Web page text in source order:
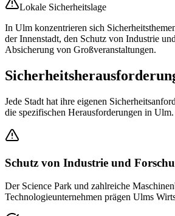
Lokale Sicherheitslage
In Ulm konzentrieren sich
der Innenstadt, den Schutz von Industrie
Absicherung von Großveranstaltungen.
Jede Stadt hat ihre eigenen
die spezifischen Herausforderungen in Ulm.
Schutz von Industrie und
Der Science Park und zahlreiche
Technologieunternehmen prägen Ulms